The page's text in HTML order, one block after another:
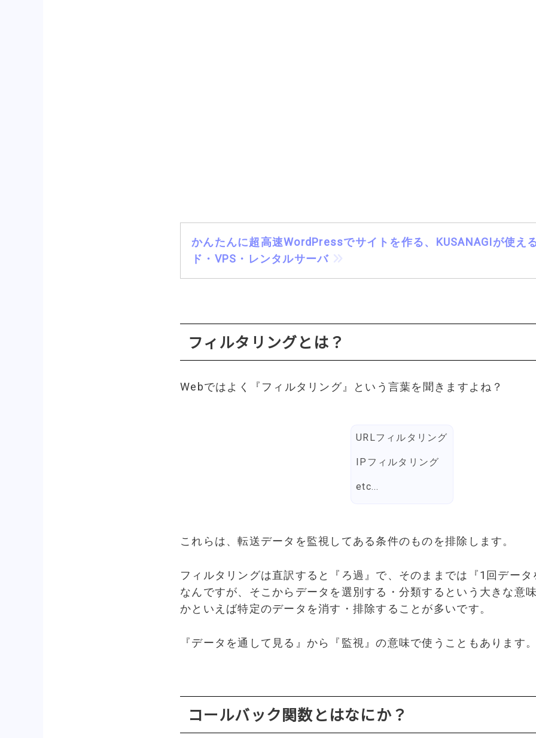
かんたんに超高速WordPressでサイトを作る、KUSANAGIが使え
ド・VPS・レンタルサーバ
フィルタリングとは？
Webではよく『フィルタリング』という言葉を聞きますよね？
URLフィルタリング
IPフィルタリング
etc...
これらは、転送データを監視してある条件のものを排除します。
フィルタリングは直訳すると『ろ過』で、そのままでは『1回デー
なんですが、そこからデータを選別する・分類するという大きな意
かといえば特定のデータを消す・排除することが多いです。
『データを通して見る』から『監視』の意味で使うこともあります
コールバック関数とはなにか？